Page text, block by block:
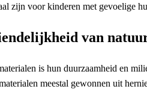
zijn voor kinderen met gevoelige
van
is hun duurzaamheid en
meestal gewonnen uit